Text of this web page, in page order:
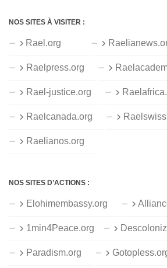
NOS SITES À VISITER :
Rael.org
Raelpress.org
Rael-justice.org
Raelcanada.org
Raelianos.org
NOS SITES D’ACTIONS :
Elohimembassy.org
1min4Peace.org
Paradism.org